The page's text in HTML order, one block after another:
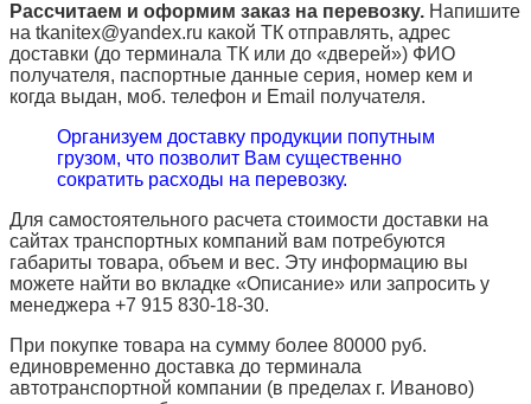
Рассчитаем и оформим заказ на перевозку. Напишите
на tkanitex@yandex.ru какой ТК отправлять, адрес
доставки (до терминала ТК или до «дверей») ФИО
получателя, паспортные данные серия, номер кем и
когда выдан, моб. телефон и Email получателя.
Организуем доставку продукции попутным
грузом, что позволит Вам существенно
сократить расходы на перевозку.
Для самостоятельного расчета стоимости доставки на
сайтах транспортных компаний вам потребуются
габариты товара, объем и вес. Эту информацию вы
можете найти во вкладке «Описание» или запросить у
менеджера +7 915 830-18-30.
При покупке товара на сумму более 80000 руб.
единовременно доставка до терминала
автотранспортной компании (в пределах г. Иваново)